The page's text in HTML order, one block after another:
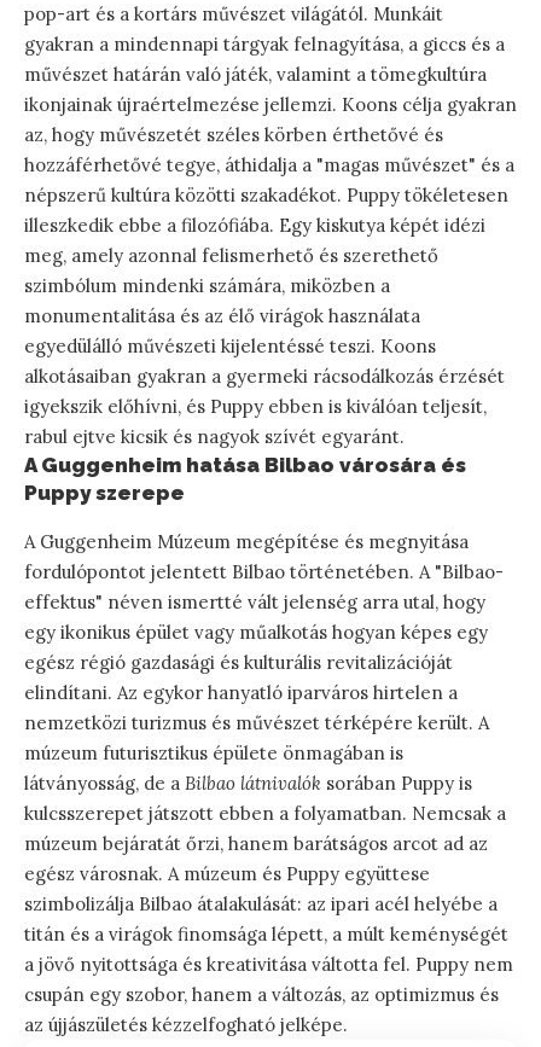
pop-art és a kortárs művészet világától. Munkáit
gyakran a mindennapi tárgyak felnagyítása, a giccs és a
művészet határán való játék, valamint a tömegkultúra
ikonjainak újraértelmezése jellemzi. Koons célja gyakran
az, hogy művészetét széles körben érthetővé és
hozzáférhetővé tegye, áthidalja a "magas művészet" és a
népszerű kultúra közötti szakadékot. Puppy tökéletesen
illeszkedik ebbe a filozófiába. Egy kiskutya képét idézi
meg, amely azonnal felismerhető és szerethető
szimbólum mindenki számára, miközben a
monumentalitása és az élő virágok használata
egyedülálló művészeti kijelentéssé teszi. Koons
alkotásaiban gyakran a gyermeki rácsodálkozás érzését
igyekszik előhívni, és Puppy ebben is kiválóan teljesít,
rabul ejtve kicsik és nagyok szívét egyaránt.
A Guggenheim hatása Bilbao városára és
Puppy szerepe
A Guggenheim Múzeum megépítése és megnyitása
fordulópontot jelentett Bilbao történetében. A "Bilbao-
effektus" néven ismertté vált jelenség arra utal, hogy
egy ikonikus épület vagy műalkotás hogyan képes egy
egész régió gazdasági és kulturális revitalizációját
elindítani. Az egykor hanyatló iparváros hirtelen a
nemzetközi turizmus és művészet térképére került. A
múzeum futurisztikus épülete önmagában is
látványosság, de a Bilbao látnivalók sorában Puppy is
kulcsszerepet játszott ebben a folyamatban. Nemcsak a
múzeum bejáratát őrzi, hanem barátságos arcot ad az
egész városnak. A múzeum és Puppy együttese
szimbolizálja Bilbao átalakulását: az ipari acél helyébe a
titán és a virágok finomsága lépett, a múlt keménységét
a jövő nyitottsága és kreativitása váltotta fel. Puppy nem
csupán egy szobor, hanem a változás, az optimizmus és
az újjászületés kézzelfogható jelképe.